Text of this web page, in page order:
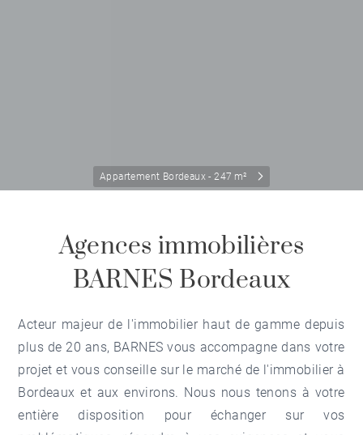
Appartement Bordeaux - 247 m²
Agences immobilières
BARNES Bordeaux
Acteur majeur de l'immobilier haut de gamme depuis
plus de 20 ans, BARNES vous accompagne dans votre
projet et vous conseille sur le marché de l'immobilier à
Bordeaux et aux environs. Nous nous tenons à votre
entière disposition pour échanger sur vos